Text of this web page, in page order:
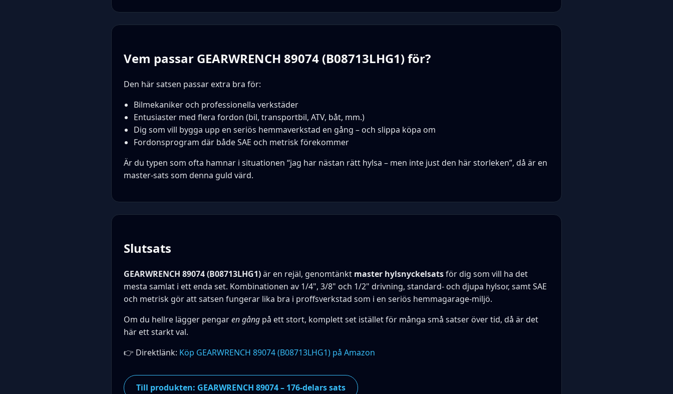
Vem passar GEARWRENCH 89074 (B08713LHG1) för?
Den här satsen passar extra bra för:
Bilmekaniker och professionella verkstäder
Entusiaster med flera fordon (bil, transportbil, ATV, båt, mm.)
Dig som vill bygga upp en seriös hemmaverkstad en gång – och slippa köpa om
Fordonsprogram där både SAE och metrisk förekommer
Är du typen som ofta hamnar i situationen “jag har nästan rätt hylsa – men inte just den här storleken”, då är en
master-sats som denna guld värd.
Slutsats
GEARWRENCH 89074 (B08713LHG1)är en rejäl, genomtänkt master hylsnyckelsatsför dig som vill ha det
mesta samlat i ett enda set. Kombinationen av 1/4", 3/8" och 1/2" drivning, standard- och djupa hylsor, samt SAE
och metrisk gör att satsen fungerar lika bra i proffsverkstad som i en seriös hemmagarage-miljö.
Om du hellre lägger pengaren gång på ett stort, komplett set istället för många små satser över tid, då är det
här ett starkt val.
👉 Direktlänk: Köp GEARWRENCH 89074 (B08713LHG1) på Amazon
Till produkten: GEARWRENCH 89074 – 176-delars sats